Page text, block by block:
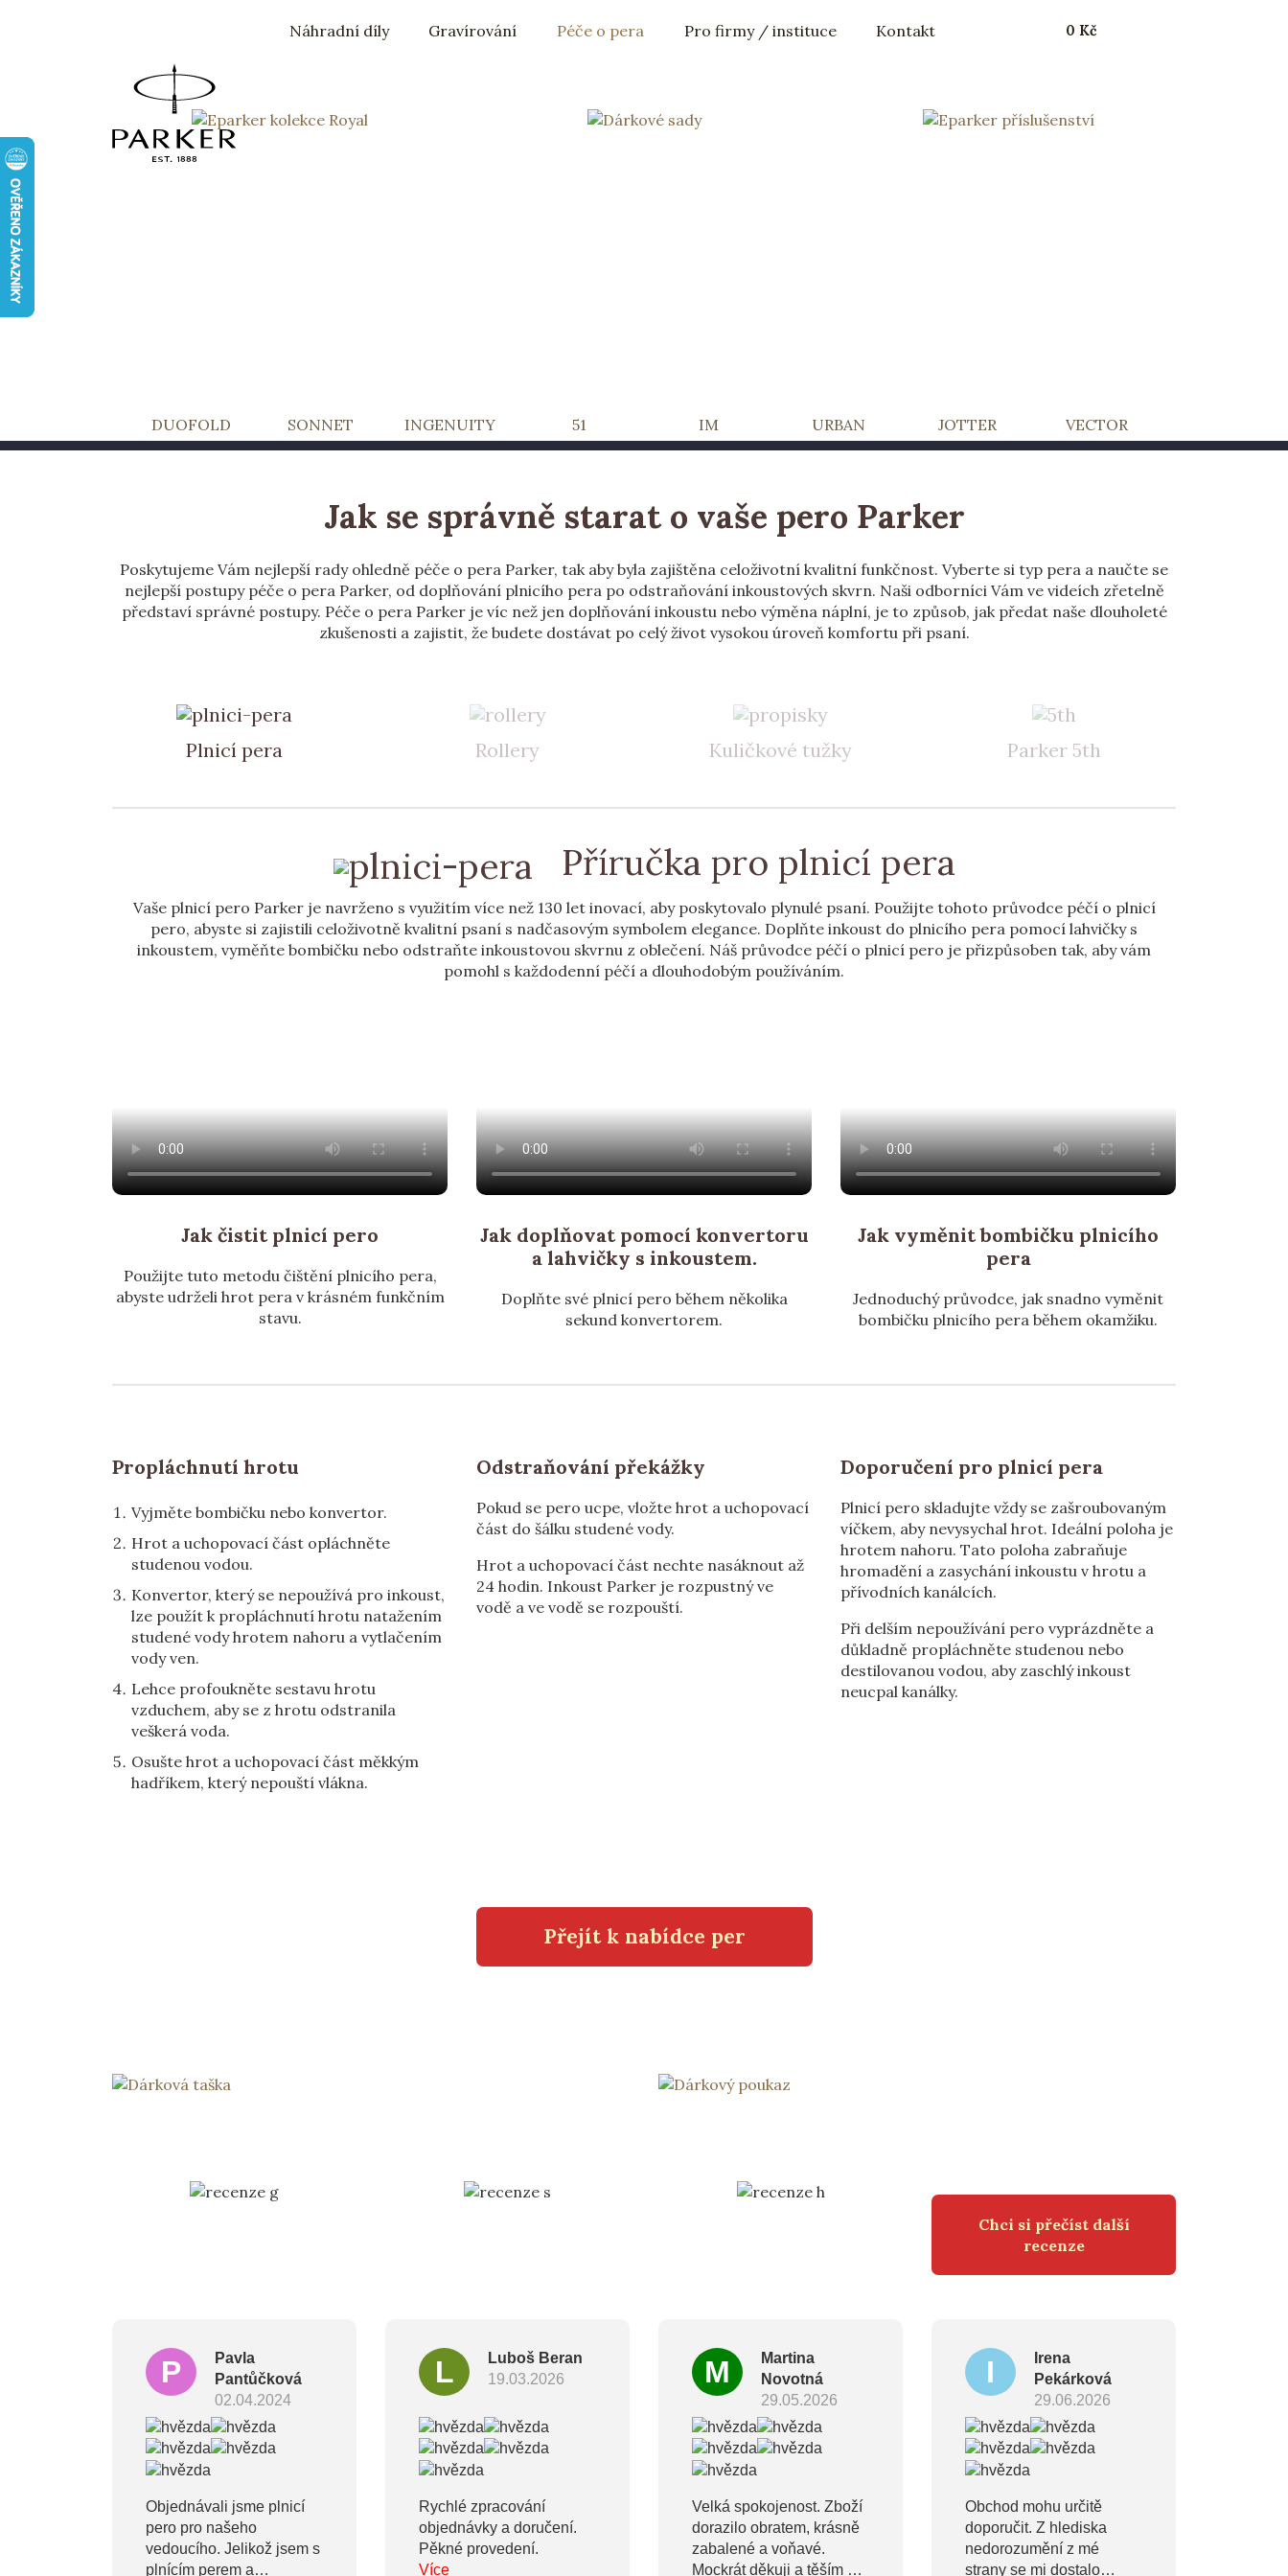
Náhradní díly Gravírování Péče o pera Pro firmy/ instituce Kontakt 0 Kč
DUOFOLD SONNET INGENUITY 51 IM URBAN JOTTER VECTOR
Jak se správně starat o vaše pero Parker
Poskytujeme Vám nejlepší rady ohledně péče o pera Parker, tak aby byla zajištěna celoživotní kvalitní funkčnost. Vyberte si typ pera a naučte se
nejlepší postupy péče o pera Parker, od doplňování plnicího pera po odstraňování inkoustových skvrn. Naši odborníci Vám ve videích zřetelně
představí správné postupy. Péče o pera Parker je víc než jen doplňování inkoustu nebo výměna náplní, je to způsob, jak předat naše dlouholeté
zkušenosti a zajistit, že budete dostávat po celý život vysokou úroveň komfortu při psaní.
Plnicí pera Rollery Kuličkové tužky Parker 5th
Příručka pro plnicí pera
Vaše plnicí pero Parker je navrženo s využitím více než 130 let inovací, aby poskytovalo plynulé psaní. Použijte tohoto průvodce péčí o plnicí
pero, abyste si zajistili celoživotně kvalitní psaní s nadčasovým symbolem elegance. Doplňte inkoust do plnicího pera pomocí lahvičky s
inkoustem, vyměňte bombičku nebo odstraňte inkoustovou skvrnu z oblečení. Náš průvodce péčí o plnicí pero je přizpůsoben tak, aby vám
pomohl s každodenní péčí a dlouhodobým používáním.
Jak čistit plnicí pero
Použijte tuto metodu čištění plnicího pera,
abyste udrželi hrot pera v krásném funkčním
stavu.
Jak doplňovat pomocí konvertoru
a lahvičky s inkoustem.
Doplňte své plnicí pero během několika
sekund konvertorem.
Jak vyměnit bombičku plnicího
pera
Jednoduchý průvodce, jak snadno vyměnit
bombičku plnicího pera během okamžiku.
Propláchnutí hrotu
Vyjměte bombičku nebo konvertor.
Hrot a uchopovací část opláchněte
studenou vodou.
Konvertor, který se nepoužívá pro inkoust,
lze použít k propláchnutí hrotu natažením
studené vody hrotem nahoru a vytlačením
vody ven.
Lehce profoukněte sestavu hrotu
vzduchem, aby se z hrotu odstranila
veškerá voda.
Osušte hrot a uchopovací část měkkým
hadříkem, který nepouští vlákna.
Odstraňování překážky
Pokud se pero ucpe, vložte hrot a uchopovací
část do šálku studené vody.
Hrot a uchopovací část nechte nasáknout až
24 hodin. Inkoust Parker je rozpustný ve
vodě a ve vodě se rozpouští.
Doporučení pro plnicí pera
Plnicí pero skladujte vždy se zašroubovaným
víčkem, aby nevysychal hrot. Ideální poloha je
hrotem nahoru. Tato poloha zabraňuje
hromadění a zasychání inkoustu v hrotu a
přívodních kanálcích.
Při delším nepoužívání pero vyprázdněte a
důkladně propláchněte studenou nebo
destilovanou vodou, aby zaschlý inkoust
neucpal kanálky.
Přejít k nabídce per
Chci si přečíst další
recenze
P
Pavla
Pantůčková
02.04.2024
Objednávali jsme plnicí
pero pro našeho
vedoucího. Jelikož jsem s
plnícím perem a
L
Luboš Beran
19.03.2026
Rychlé zpracování
objednávky a doručení.
Pěkné provedení.
Více
M
Martina
Novotná
29.05.2026
Velká spokojenost. Zboží
dorazilo obratem, krásně
zabalené a voňavé.
Mockrát děkuji a těším se
I
Irena
Pekárková
29.06.2026
Obchod mohu určitě
doporučit. Z hlediska
nedorozumění z mé
strany se mi dostalo